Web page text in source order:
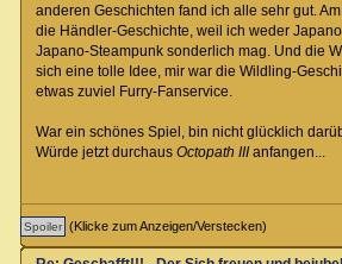
anderen Geschichten fand ich alle sehr gut.
die Händler-Geschichte, weil ich weder
Japano-Steampunk sonderlich mag. Und die
sich eine tolle Idee, mir war die Wildling-
etwas zuviel Furry-Fanservice.
War ein schönes Spiel, bin nicht glücklich
Würde jetzt durchaus Octopath IIIanfangen...
(Klicke zum Anzeigen/Verstecken)